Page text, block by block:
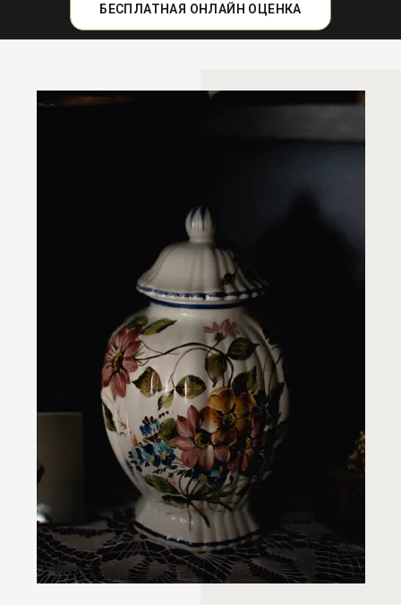
БЕСПЛАТНАЯ ОНЛАЙН ОЦЕНКА